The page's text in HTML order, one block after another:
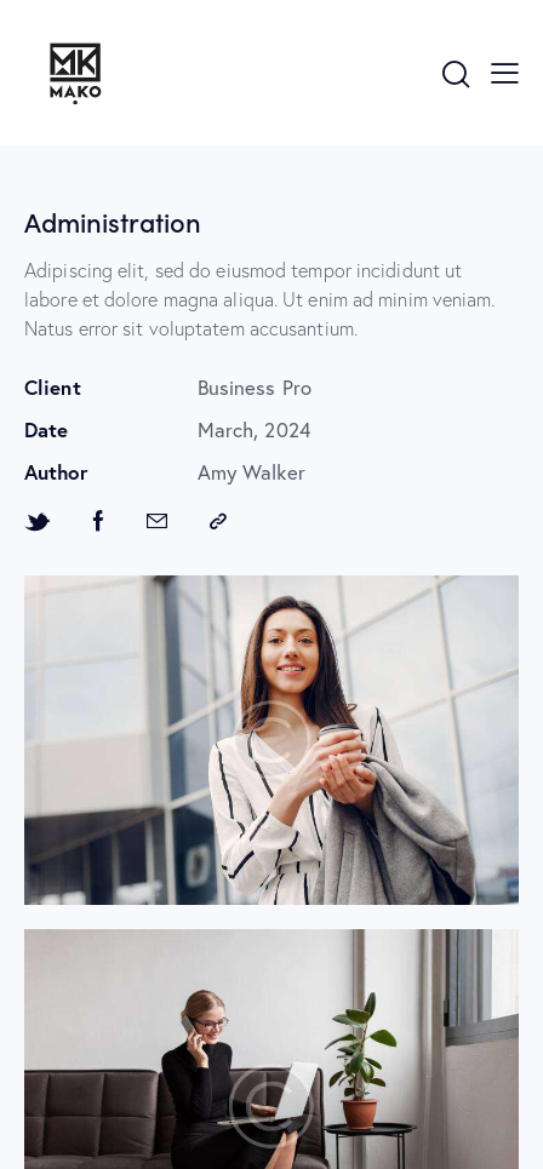
Administration
Adipiscing elit, sed do eiusmod tempor incididunt ut
labore et dolore magna aliqua. Ut enim ad minim veniam.
Natus error sit voluptatem accusantium.
Client
Business Pro
Date
March, 2024
Author
Amy Walker